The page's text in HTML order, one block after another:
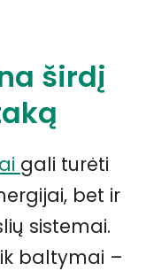
širdį
gali turėti
bet ir
sistemai.
baltymai –